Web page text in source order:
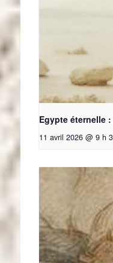
Egypte éternelle
11 avril 2026 @ 9 h